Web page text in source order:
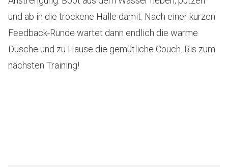
und ab in die trockene Halle damit. Nach einer kurzen
Feedback-Runde wartet dann endlich die warme
Dusche und zu Hause die gemütliche Couch. Bis zum
nächsten Training!